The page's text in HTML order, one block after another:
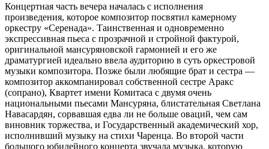
Концертная часть вечера началась с исполнения
произведения, которое композитор посвятил камерному
оркестру «Серенада». Таинственная и одновременно
экспрессивная пьеса с прозрачной и стройной фактурой,
оригинальной мансуряновской гармонией и его же
драматургией идеально ввела аудиторию в суть оркестровой
музыки композитора. Позже были любящие брат и сестра —
композитор аккомпанировал собственной сестре Аракс
(сопрано), Квартет имени Комитаса с двумя очень
национальными пьесами Мансуряна, блистательная Светлана
Навасардян, сорвавшая едва ли не больше оваций, чем сам
виновник торжества, и Государственный академический хор,
исполнивший музыку на стихи Чаренца. Во второй части
большого юбилейного концерта звучала музыка, которую